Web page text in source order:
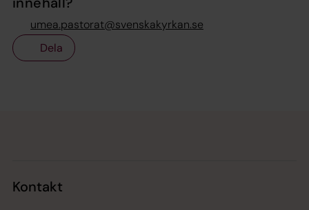
umea.pastorat@svenskakyrkan.se
Dela
Kontakt